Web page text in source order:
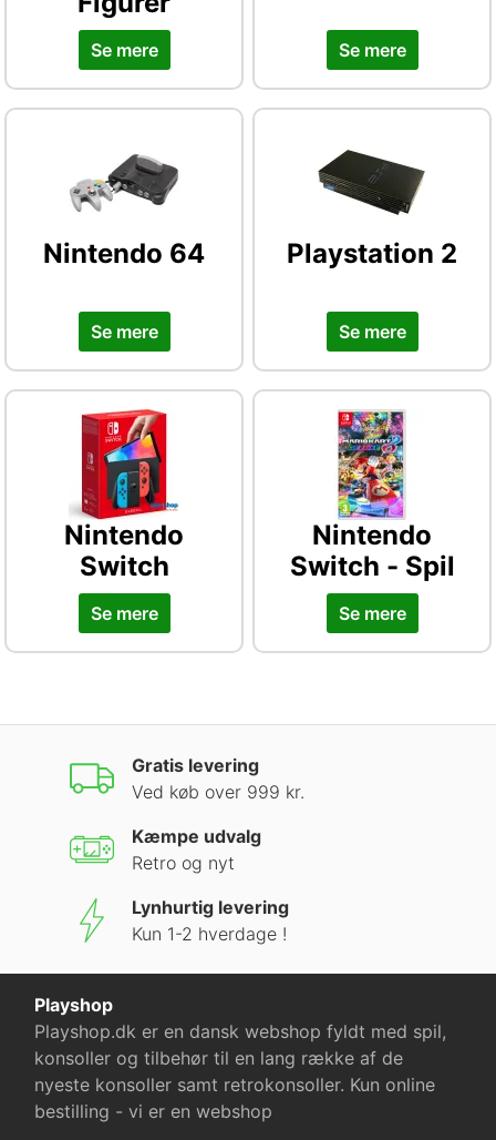
Se mere Se mere
Nintendo 64
Se mere
Playstation 2
Se mere
Nintendo
Switch
Se mere
Nintendo
Switch - Spil
Se mere
Gratis levering
Ved køb over 999 kr.
Kæmpe udvalg
Retro og nyt
Lynhurtig levering
Kun 1-2 hverdage !
Playshop
Playshop.dk er en dansk webshop fyldt med spil,
konsoller og tilbehør til en lang række af de
nyeste konsoller samt retrokonsoller. Kun online
bestilling - vi er en webshop